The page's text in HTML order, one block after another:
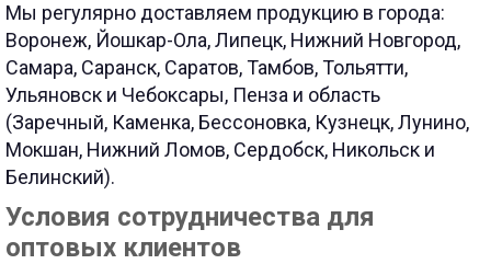
Мы регулярно доставляем продукцию в города:
Воронеж, Йошкар-Ола, Липецк, Нижний Новгород,
Самара, Саранск, Саратов, Тамбов, Тольятти,
Ульяновск и Чебоксары, Пенза и область
(Заречный, Каменка, Бессоновка, Кузнецк, Лунино,
Мокшан, Нижний Ломов, Сердобск, Никольск и
Белинский).
Условия сотрудничества для
оптовых клиентов